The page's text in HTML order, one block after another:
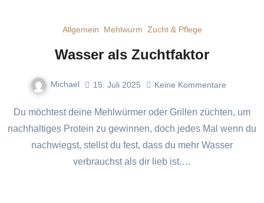
Allgemein Mehlwurm Zucht & Pflege
Wasser als Zuchtfaktor
Michael 15. Juli 2025 Keine Kommentare
Du möchtest deine Mehlwürmer oder Grillen züchten, um
nachhaltiges Protein zu gewinnen, doch jedes Mal wenn du
nachwiegst, stellst du fest, dass du mehr Wasser
verbrauchst als dir lieb ist.…